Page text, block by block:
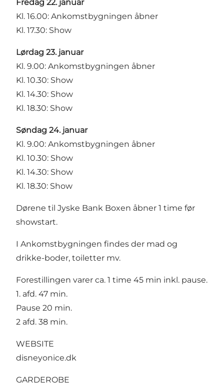
Fredag 22. januar
Kl. 16.00: Ankomstbygningen åbner
Kl. 17.30: Show
Lørdag 23. januar
Kl. 9.00: Ankomstbygningen åbner
Kl. 10.30: Show
Kl. 14.30: Show
Kl. 18.30: Show
Søndag 24. januar
Kl. 9.00: Ankomstbygningen åbner
Kl. 10.30: Show
Kl. 14.30: Show
Kl. 18.30: Show
Dørene til Jyske Bank Boxen åbner 1 time før
showstart.
I Ankomstbygningen findes der mad og
drikke-boder, toiletter mv.
Forestillingen varer ca. 1 time 45 min inkl. pause.
1. afd. 47 min.
Pause 20 min.
2 afd. 38 min. ​
WEBSITE
disneyonice.dk
GARDEROBE